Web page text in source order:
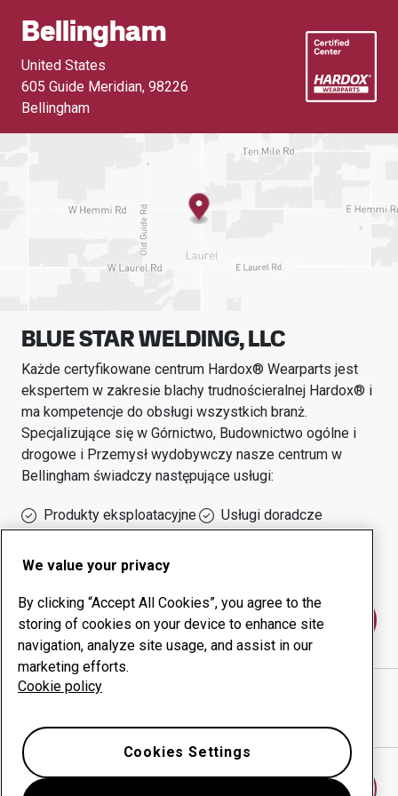
Bellingham
United States
605 Guide Meridian, 98226
Bellingham
BLUE STAR WELDING, LLC
Każde certyfikowane centrum Hardox® Wearparts jest
ekspertem w zakresie blachy trudnościeralnej Hardox® i
ma kompetencje do obsługi wszystkich branż.
Specjalizujące się w Górnictwo, Budownictwo ogólne i
drogowe i Przemysł wydobywczy nasze centrum w
Bellingham świadczy następujące usługi:
Produkty eksploatacyjne
Usługi doradcze
sprawności urządzeń
Skontaktuj się z nami
BLUE STAR WELDING, LLC
We value your privacy
By clicking “Accept All Cookies”, you agree to the
storing of cookies on your device to enhance site
navigation, analyze site usage, and assist in our
marketing efforts.
Cookie policy
Cookies Settings